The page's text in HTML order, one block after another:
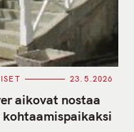
23.5.2026
aikovat nostaa